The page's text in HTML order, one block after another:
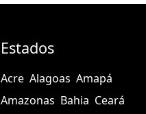
Estados
Acre Alagoas Amapá
Amazonas Bahia Ceará